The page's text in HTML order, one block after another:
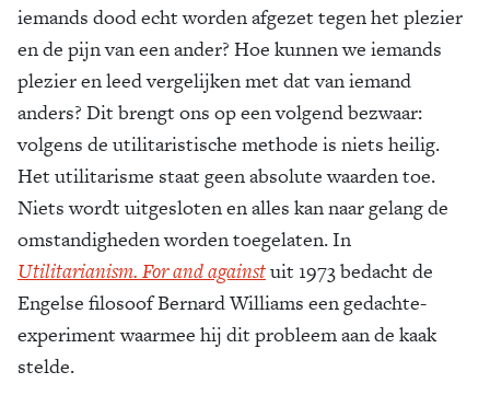
iemands dood echt worden afgezet tegen het plezier
en de pijn van een ander? Hoe kunnen we iemands
plezier en leed vergelijken met dat van iemand
anders? Dit brengt ons op een volgend bezwaar:
volgens de utilitaristische methode is niets heilig.
Het utilitarisme staat geen absolute waarden toe.
Niets wordt uitgesloten en alles kan naar gelang de
omstandigheden worden toegelaten. In
Utilitarianism. For and againstuit 1973 bedacht de
Engelse filosoof Bernard Williams een gedachte-
experiment waarmee hij dit probleem aan de kaak
stelde.